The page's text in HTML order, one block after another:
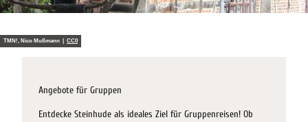
TMN!, Nico Mußmann | CC0
Angebote für Gruppen
Entdecke Steinhude als ideales Ziel für Gruppenreisen! Ob